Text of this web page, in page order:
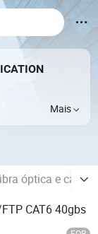
Mais
óptica e cabo
CAT6 40gbs